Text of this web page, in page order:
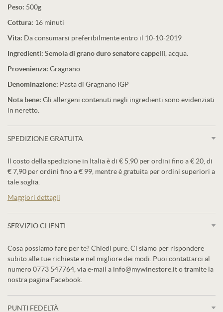
Peso: 500g
Cottura: 16 minuti
Vita: Da consumarsi preferibilmente entro il 10-10-2019
Ingredienti: Semola di grano duro senatore cappelli , acqua.
Provenienza: Gragnano
Denominazione: Pasta di Gragnano IGP
Nota bene: Gli allergeni contenuti negli ingredienti sono evidenziati
in neretto.
SPEDIZIONE GRATUITA
Il costo della spedizione in Italia è di € 5,90 per ordini fino a € 20, di
€ 7,90 per ordini fino a € 99, mentre è gratuita per ordini superiori a
tale soglia.
Maggiori dettagli
SERVIZIO CLIENTI
Cosa possiamo fare per te? Chiedi pure. Ci siamo per rispondere
subito alle tue richieste e nel migliore dei modi. Puoi contattarci al
numero 0773 547764, via e-mail a info@mywinestore.it o tramite la
nostra pagina Facebook.
PUNTI FEDELTÀ